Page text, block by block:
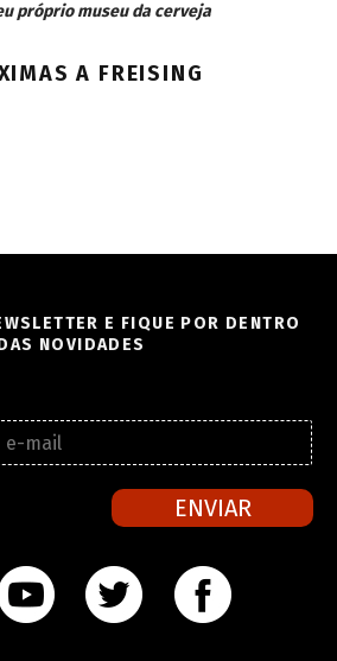
próprio museu da cerveja
A FREISING
E FIQUE POR DENTRO
NOVIDADES
ENVIAR